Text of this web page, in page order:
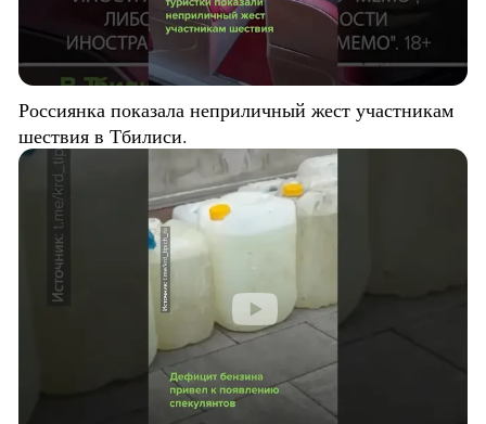
Россиянка показала неприличный жест участникам
шествия в Тбилиси.